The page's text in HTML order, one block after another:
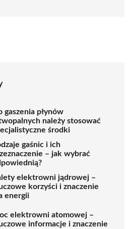
gaszenia płynów
należy stosować
środki
gaśnic i ich
– jak wybrać
elektrowni jądrowej –
korzyści i znaczenie
energii
elektrowni atomowej –
informacje i znaczenie